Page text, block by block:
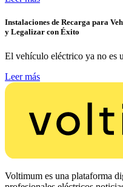
Instalaciones de Recarga para
y Legalizar con Éxito
El vehículo eléctrico ya no es
Leer más
Voltimum es una plataforma